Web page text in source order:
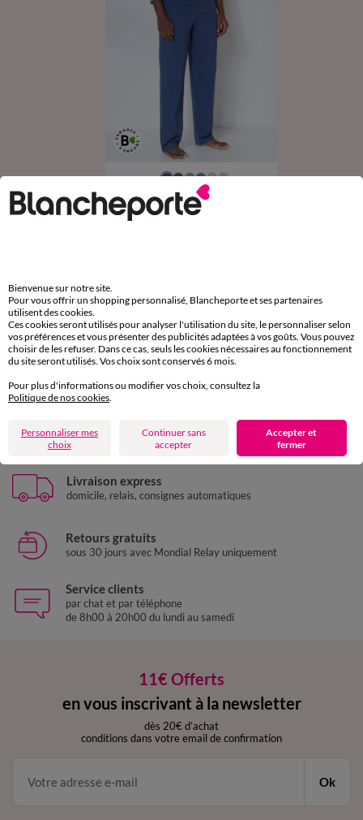
36/38 40/42 44/46 48/50
52/54 56/58 60/62
68/70 72/74
Pantalon pyjama coton uni
Pyjama Bas de pyjama
Payez plus tard ou en plusieurs fois
Livraison express
domicile, relais, consignes automatiques
Retours gratuits
sous 30 jours avec Mondial Relay uniquement
Service clients
par chat et par téléphone
de 8h00 à 20h00 du lundi au samedi
11€ Offerts
en vous inscrivant à la newsletter
dès 20€ d’achat
conditions dans votre email de confirmation
Ok
Bienvenue sur notre site.
Pour vous offrir un shopping personnalisé, Blancheporte et ses partenaires
utilisent des cookies.
Ces cookies seront utilisés pour analyser l'utilisation du site, le personnaliser selon
vos préférences et vous présenter des publicités adaptées à vos goûts. Vous pouvez
choisir de les refuser. Dans ce cas, seuls les cookies nécessaires au fonctionnement
du site seront utilisés. Vos choix sont conservés 6 mois.
Pour plus d'informations ou modifier vos choix, consultez la
Politique de nos cookies.
Personnaliser mes
choix
Continuer sans
accepter
Accepter et
fermer